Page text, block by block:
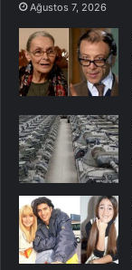
Ağustos 7, 2026